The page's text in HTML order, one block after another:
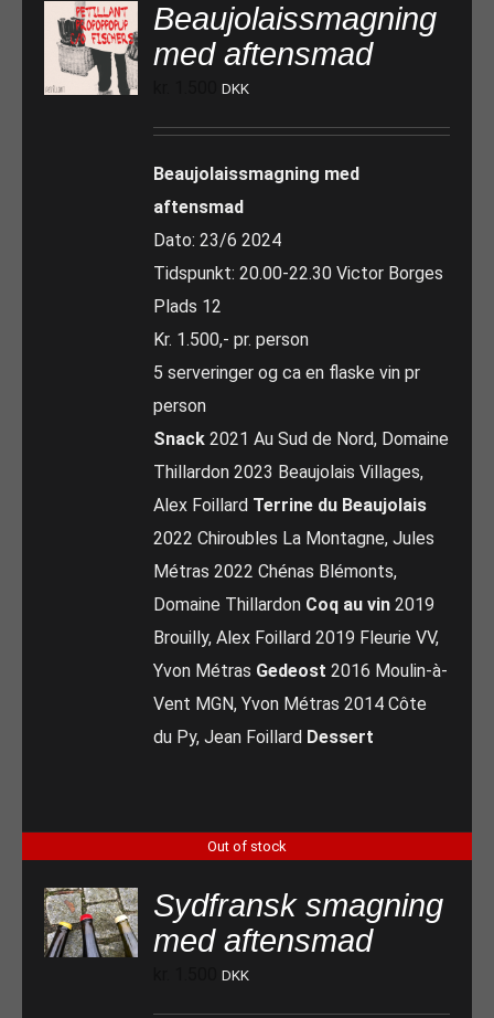
Beaujolaissmagning
med aftensmad
DKK
Beaujolaissmagning med
aftensmad
Dato: 23/6 2024
Tidspunkt: 20.00-22.30 Victor Borges
Plads 12
Kr. 1.500,- pr. person
5 serveringer og ca en flaske vin pr
person
Snack 2021 Au Sud de Nord, Domaine
Thillardon 2023 Beaujolais Villages,
Alex Foillard Terrine du Beaujolais
2022 Chiroubles La Montagne, Jules
Métras 2022 Chénas Blémonts,
Domaine Thillardon Coq au vin 2019
Brouilly, Alex Foillard 2019 Fleurie VV,
Yvon Métras Gedeost 2016 Moulin-à-
Vent MGN, Yvon Métras 2014 Côte
du Py, Jean Foillard Dessert
Out of stock
Sydfransk smagning
med aftensmad
DKK